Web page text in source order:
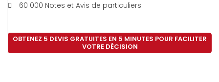
60 000 Notes et Avis de particuliers
OBTENEZ 5 DEVIS GRATUITES EN 5 MINUTES POUR FACILITER
VOTRE DÉCISION